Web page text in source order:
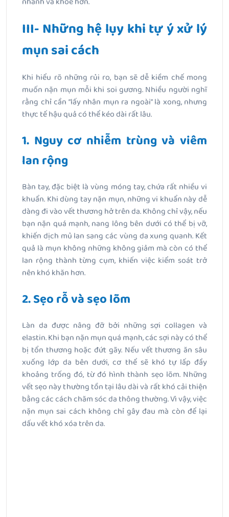
III- Những hệ lụy khi tự ý xử lý
mụn sai cách
Khi hiểu rõ những rủi ro, bạn sẽ dễ kiềm chế mong
muốn nặn mụn mỗi khi soi gương. Nhiều người nghĩ
rằng chỉ cần “lấy nhân mụn ra ngoài” là xong, nhưng
thực tế hậu quả có thể kéo dài rất lâu.
1. Nguy cơ nhiễm trùng và viêm
lan rộng
Bàn tay, đặc biệt là vùng móng tay, chứa rất nhiều vi
khuẩn. Khi dùng tay nặn mụn, những vi khuẩn này dễ
dàng đi vào vết thương hở trên da. Không chỉ vậy, nếu
bạn nặn quá mạnh, nang lông bên dưới có thể bị vỡ,
khiến dịch mủ lan sang các vùng da xung quanh. Kết
quả là mụn không những không giảm mà còn có thể
lan rộng thành từng cụm, khiến việc kiểm soát trở
nên khó khăn hơn.
2. Sẹo rỗ và sẹo lõm
Làn da được nâng đỡ bởi những sợi collagen và
elastin. Khi bạn nặn mụn quá mạnh, các sợi này có thể
bị tổn thương hoặc đứt gãy. Nếu vết thương ăn sâu
xuống lớp da bên dưới, cơ thể sẽ khó tự lấp đầy
khoảng trống đó, từ đó hình thành sẹo lõm. Những
vết sẹo này thường tồn tại lâu dài và rất khó cải thiện
bằng các cách chăm sóc da thông thường. Vì vậy, việc
nặn mụn sai cách không chỉ gây đau mà còn để lại
dấu vết khó xóa trên da.